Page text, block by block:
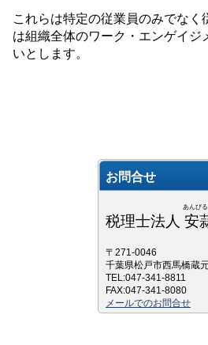
これらは特定の従業員のみでなく
は組織全体のワーク・エンゲイジ
いとします。
お問合せ
あんびる
税理士法人 安
〒271-0046
千葉県松戸市西馬橋蔵
TEL:047-341-8811
FAX:047-341-8080
メールでのお問合せ